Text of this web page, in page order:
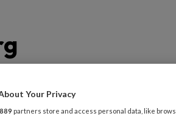
Your Privacy
889 partners store and access personal data, like